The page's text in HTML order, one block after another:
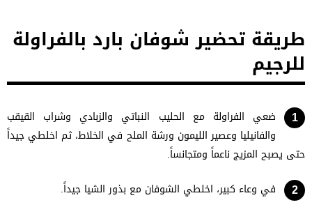
طريقة تحضير شوفان بارد بالفراولة
للرجيم
ضعي الفراولة مع الحليب النباتي والزبادي وشراب القيقب
والفانيليا وعصير الليمون ورشة الملح في الخلاط، ثم اخلطي جيداً
حتى يصبح المزيج ناعماً ومتجانساً.
في وعاء كبير، اخلطي الشوفان مع بذور الشيا جيداً.